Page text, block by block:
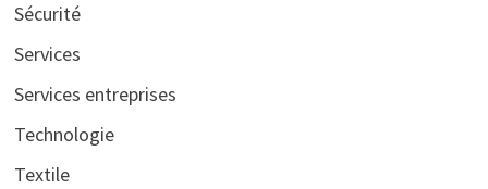
Sécurité
Services
Services entreprises
Technologie
Textile